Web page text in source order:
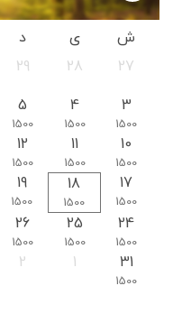
ش ی د
27
28
29
3
1500
4
1500
5
1500
10
1500
11
1500
12
1500
17
1500
18
1500
19
1500
24
1500
25
1500
26
1500
31
1500
1
2